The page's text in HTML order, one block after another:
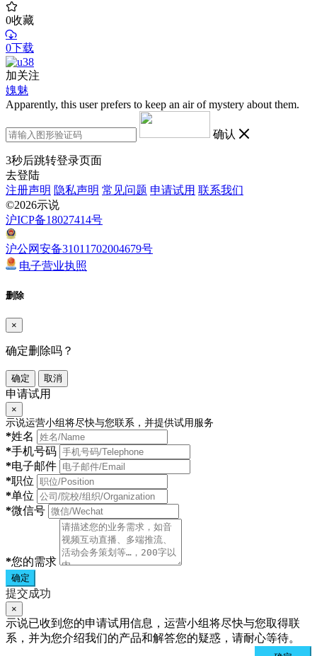
0收藏
0下载
加关注
媿魅
Apparently, this user prefers to keep an air of mystery about them.
确认
3秒后跳转登录页面
去登陆
注册声明 隐私声明 常见问题 申请试用 联系我们
©2026示说
沪ICP备18027414号
沪公网安备31011702004679号
电子营业执照
删除
×
确定删除吗？
确定 取消
申请试用
×
示说运营小组将尽快与您联系，并提供试用服务
*姓名
*手机号码
*电子邮件
*职位
*单位
*微信号
*您的需求
确定
提交成功
×
示说已收到您的申请试用信息，运营小组将尽快与您取得联
系，并为您介绍我们的产品和解答您的疑惑，请耐心等待。